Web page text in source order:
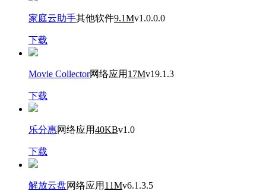
家庭云助手其他软件9.1Mv1.0.0.0
下载
Movie Collector网络应用 17Mv19.1.3
下载
乐分惠网络应用40KBv1.0
下载
解放云盘网络应用 11Mv6.1.3.5